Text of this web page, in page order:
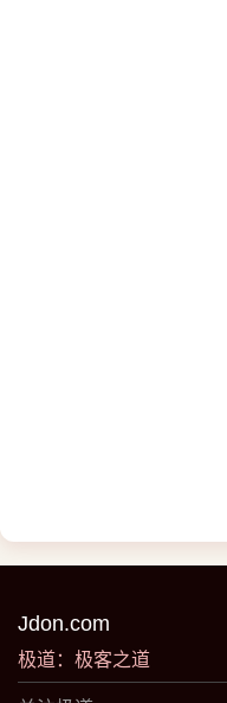
Jdon.com
极道：极客之道